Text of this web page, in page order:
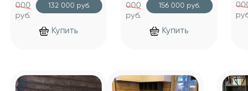
000
руб.
132 000 руб.
Купить
000
руб.
156 000 руб.
Купить